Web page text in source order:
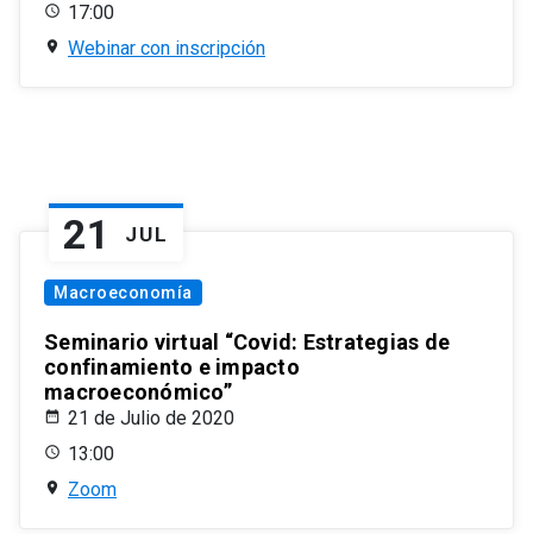
17:00
Webinar con inscripción
21 JUL
Macroeconomía
Seminario virtual “Covid: Estrategias de
confinamiento e impacto
macroeconómico”
21 de Julio de 2020
13:00
Zoom